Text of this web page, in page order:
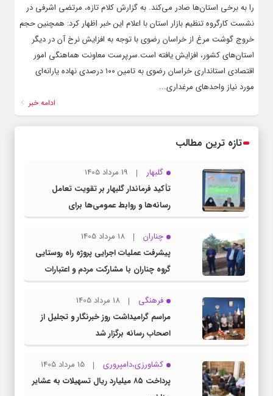
را به برخی استان‌ها صادر می‌کند. به گزارش کلام تازه، مرتضی اشرفی در
نشست کارگروه تنظیم بازار استان با اعلام این خبر اظهار کرد: همچنین حجم
خروج گوشت مرغ از خراسان رضوی با توجه به افزایش نرخ آن در دیگر
استان‌های کشور، افزایش یافته است.سرپرست معاونت هماهنگی امور
اقتصادی استانداری خراسان رضوی به تامین ۱۰۰ درصدی نهاده یارانه‌ای
مورد نیاز واحدهای مرغداری...
ادامه خبر
تازه ترین مطالب
گلبهار
19 مرداد 1405
تأکید فرماندار گلبهار بر تقویت تعامل
رسانه‌ها و روابط عمومی‌ها برای
اطلاع‌رسانی شفاف
چناران
18 مرداد 1405
پیشرفت عملیات اجرایی پروژه راه روستایی
گروه چناران با مشارکت مردم و اعتبارات
دولتی
فرهنگی
18 مرداد 1405
مراسم گرامیداشت روز خبرنگار و تجلیل از
اصحاب رسانه برگزار شد
کشاورزی،دامپروری
15 مرداد 1405
پرداخت ۸۵ میلیارد ریال تسهیلات به عشایر